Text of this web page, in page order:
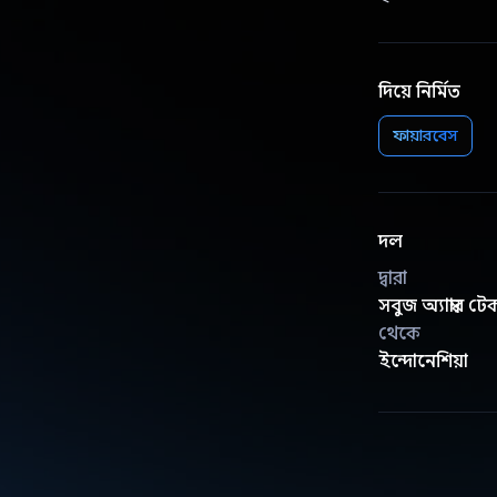
দিয়ে নির্মিত
ফায়ারবেস
দল
দ্বারা
সবুজ অ্যাম্বার
থেকে
ইন্দোনেশিয়া